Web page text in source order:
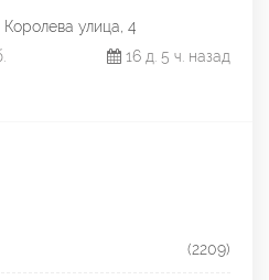
Королева улица, 4
16 д. 5 ч. назад
(2209)